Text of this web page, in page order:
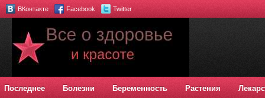
ВКонтакте Facebook Twitter
Последнее Болезни Беременность Растения